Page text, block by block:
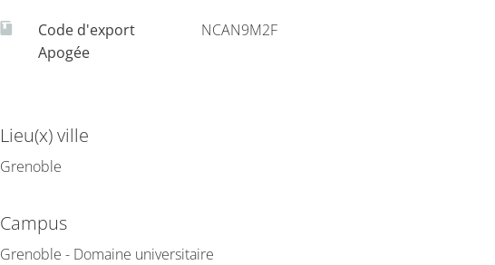
Code d'export
Apogée
NCAN9M2F
Lieu(x) ville
Grenoble
Campus
Grenoble - Domaine universitaire